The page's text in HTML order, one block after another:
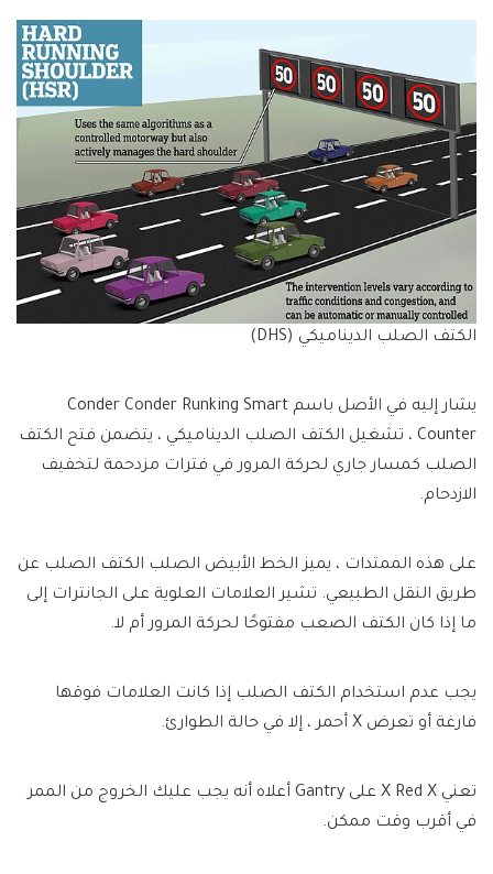
الكتف الصلب الديناميكي (DHS)
يشار إليه في الأصل باسم Conder Conder Runking Smart
Counter ، تشغيل الكتف الصلب الديناميكي ، يتضمن فتح الكتف
الصلب كمسار جاري لحركة المرور في فترات مزدحمة لتخفيف
الازدحام.
على هذه الممتدات ، يميز الخط الأبيض الصلب الكتف الصلب عن
طريق النقل الطبيعي. تشير العلامات العلوية على الجانترات إلى
ما إذا كان الكتف الصعب مفتوحًا لحركة المرور أم لا.
يجب عدم استخدام الكتف الصلب إذا كانت العلامات فوقها
فارغة أو تعرض X أحمر ، إلا في حالة الطوارئ.
تعني X Red X على Gantry أعلاه أنه يجب عليك الخروج من الممر
في أقرب وقت ممكن.